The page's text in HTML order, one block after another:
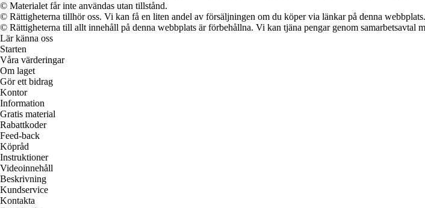
© Materialet får inte användas utan tillstånd.
© Rättigheterna tillhör oss. Vi kan få en liten andel av försäljningen om du köper via länkar på denna webbplats.
© Rättigheterna till allt innehåll på denna webbplats är förbehållna. Vi kan tjäna pengar genom
Lär känna oss
Starten
Våra värderingar
Om laget
Gör ett bidrag
Kontor
Information
Gratis material
Rabattkoder
Feed-back
Köpråd
Instruktioner
Videoinnehåll
Beskrivning
Kundservice
Kontakta